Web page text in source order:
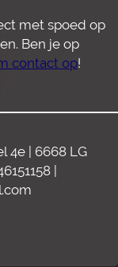
met spoed op
Ben je op
contact op!
4e | 6668 LG
|